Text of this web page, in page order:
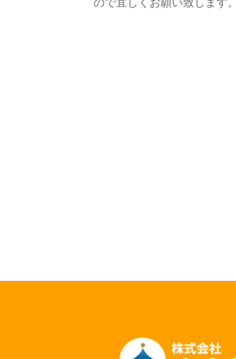
ので宜しくお願い致します